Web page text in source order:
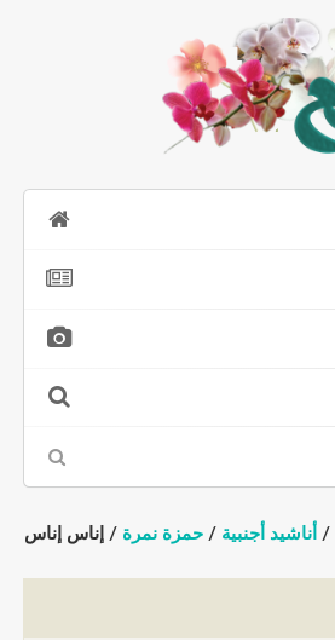
/ أناشيد أجنبية / حمزة نمرة / إناس إناس